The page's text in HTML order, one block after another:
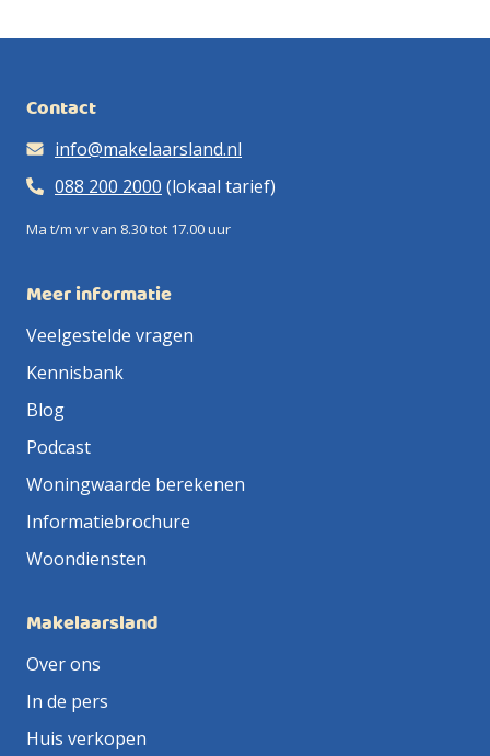
Contact
info@makelaarsland.nl
088 200 2000 (lokaal tarief)
Ma t/m vr van 8.30 tot 17.00 uur
Meer informatie
Veelgestelde vragen
Kennisbank
Blog
Podcast
Woningwaarde berekenen
Informatiebrochure
Woondiensten
Makelaarsland
Over ons
In de pers
Huis verkopen